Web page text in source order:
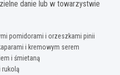
danie lub w towarzystwie
pomidorami i orzeszkami pinii
i kremowym serem
i śmietaną
rukolą